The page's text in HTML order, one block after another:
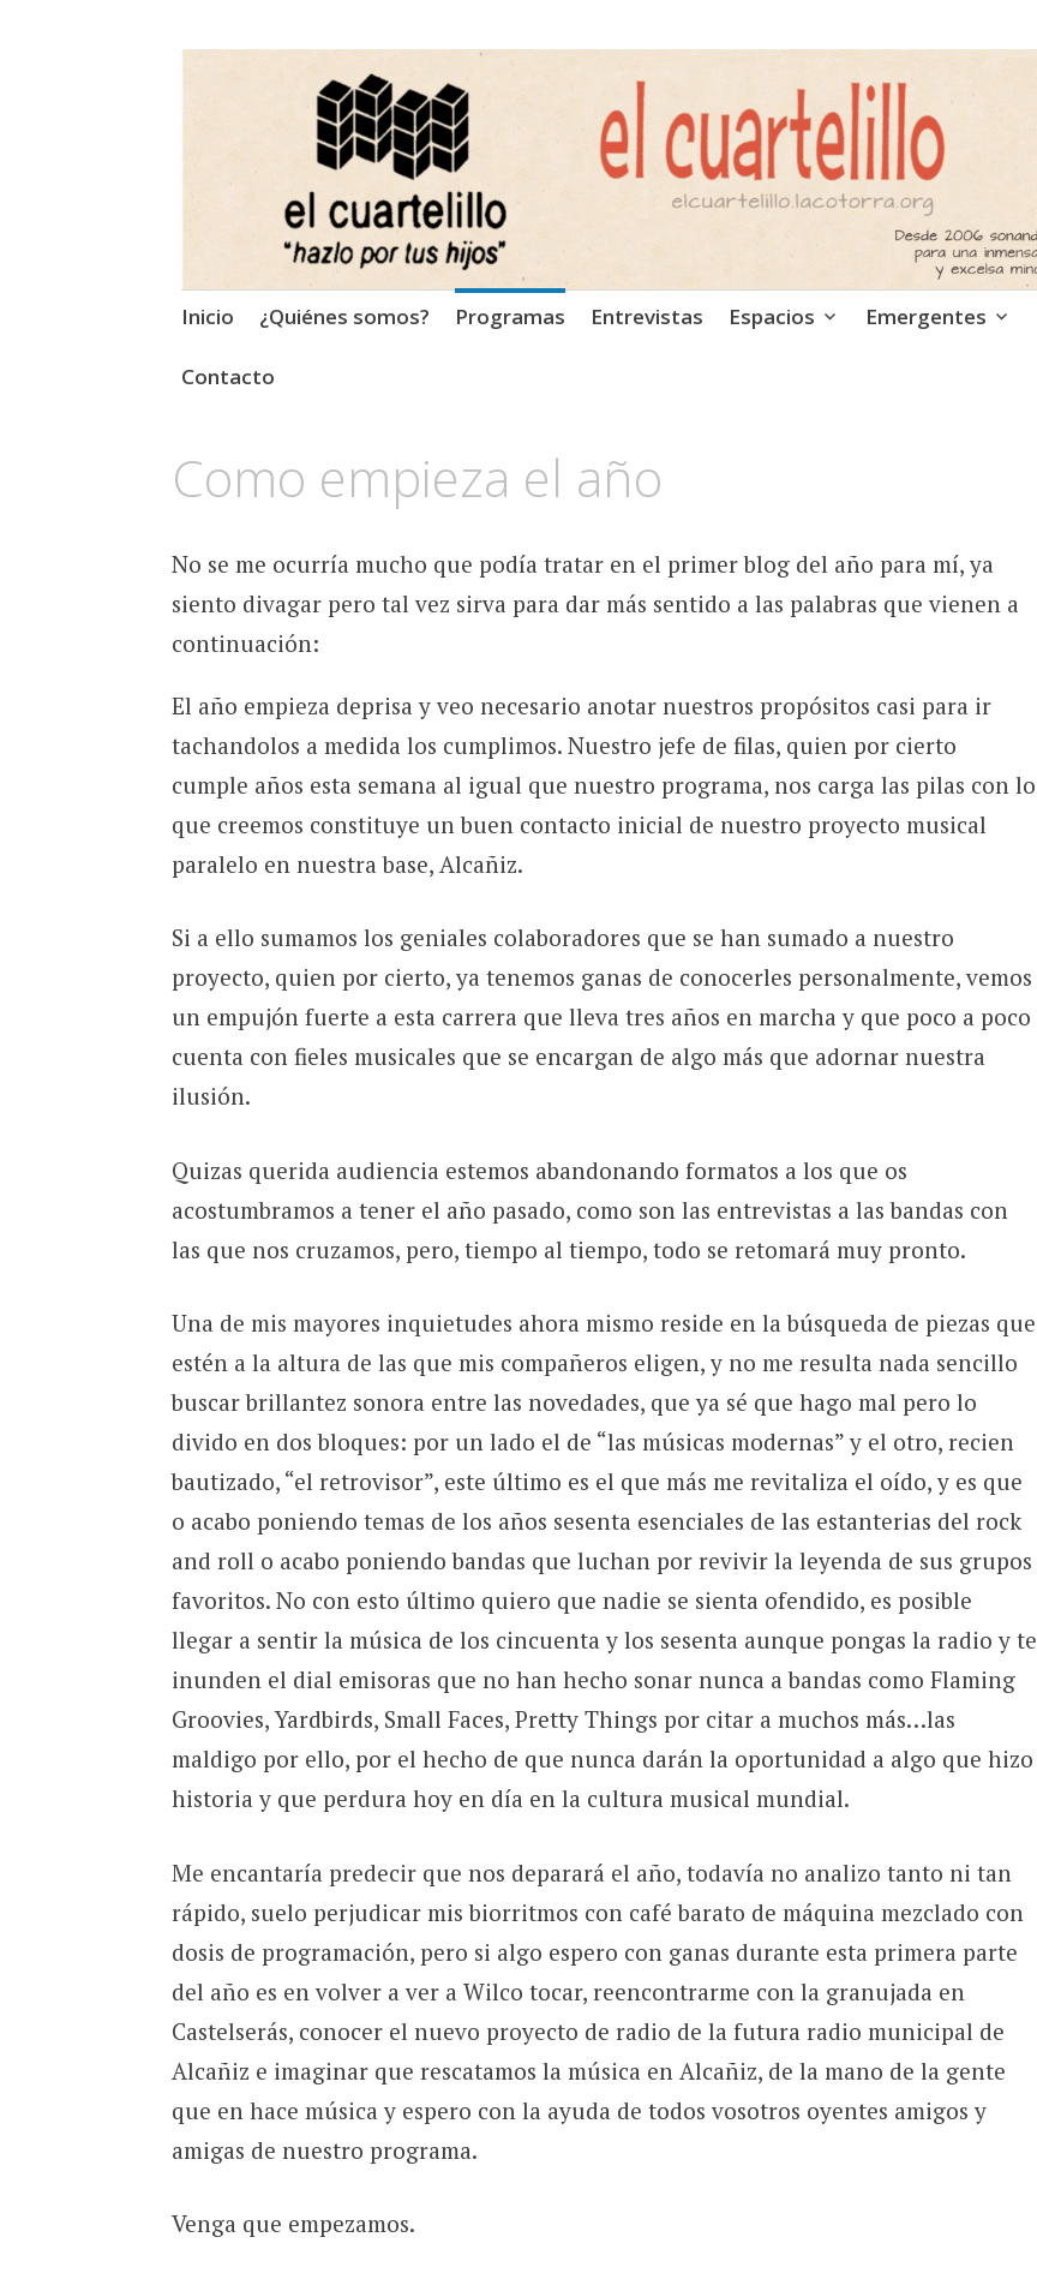
El Cuartelillo
Programa de radio de música independiente. Podcast
Saltar
contenido
Inicio ¿Quiénes somos? Programas Entrevistas Espacios Emergentes
Contacto
Como empieza el año
No se me ocurría mucho que podía tratar en el primer blog del año para mí, ya
siento divagar pero tal vez sirva para dar más sentido a las palabras que vienen a
continuación:
El año empieza deprisa y veo necesario anotar nuestros propósitos casi para ir
tachandolos a medida los cumplimos. Nuestro jefe de filas, quien por cierto
cumple años esta semana al igual que nuestro programa, nos carga las pilas con lo
que creemos constituye un buen contacto inicial de nuestro proyecto musical
paralelo en nuestra base, Alcañiz.
Si a ello sumamos los geniales colaboradores que se han sumado a nuestro
proyecto, quien por cierto, ya tenemos ganas de conocerles personalmente, vemos
un empujón fuerte a esta carrera que lleva tres años en marcha y que poco a poco
cuenta con fieles musicales que se encargan de algo más que adornar nuestra
ilusión.
Quizas querida audiencia estemos abandonando formatos a los que os
acostumbramos a tener el año pasado, como son las entrevistas a las bandas con
las que nos cruzamos, pero, tiempo al tiempo, todo se retomará muy pronto.
Una de mis mayores inquietudes ahora mismo reside en la búsqueda de piezas que
estén a la altura de las que mis compañeros eligen, y no me resulta nada sencillo
buscar brillantez sonora entre las novedades, que ya sé que hago mal pero lo
divido en dos bloques: por un lado el de “las músicas modernas” y el otro, recien
bautizado, “el retrovisor”, este último es el que más me revitaliza el oído, y es que
o acabo poniendo temas de los años sesenta esenciales de las estanterias del rock
and roll o acabo poniendo bandas que luchan por revivir la leyenda de sus grupos
favoritos. No con esto último quiero que nadie se sienta ofendido, es posible
llegar a sentir la música de los cincuenta y los sesenta aunque pongas la radio y te
inunden el dial emisoras que no han hecho sonar nunca a bandas como Flaming
Groovies, Yardbirds, Small Faces, Pretty Things por citar a muchos más…las
maldigo por ello, por el hecho de que nunca darán la oportunidad a algo que hizo
historia y que perdura hoy en día en la cultura musical mundial.
Me encantaría predecir que nos deparará el año, todavía no analizo tanto ni tan
rápido, suelo perjudicar mis biorritmos con café barato de máquina mezclado con
dosis de programación, pero si algo espero con ganas durante esta primera parte
del año es en volver a ver a Wilco tocar, reencontrarme con la granujada en
Castelserás, conocer el nuevo proyecto de radio de la futura radio municipal de
Alcañiz e imaginar que rescatamos la música en Alcañiz, de la mano de la gente
que en hace música y espero con la ayuda de todos vosotros oyentes amigos y
amigas de nuestro programa.
Venga que empezamos.